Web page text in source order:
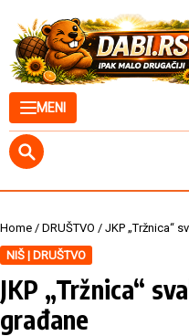
MENI
Home / DRUŠTVO / JKP „Tržnica“
NIŠ | DRUŠTVO
JKP „Tržnica“
građane